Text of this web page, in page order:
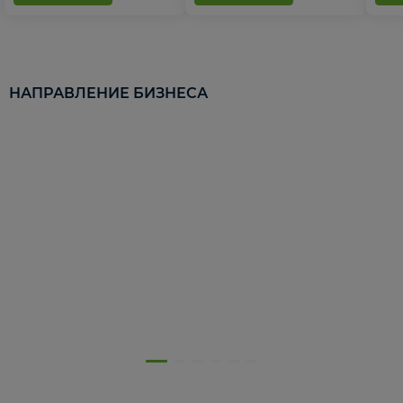
НАПРАВЛЕНИЕ БИЗНЕСА